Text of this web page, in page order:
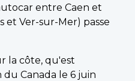
entre Caen et
et Ver-sur-Mer) passe
la côte, qu'est
Canada le 6 juin